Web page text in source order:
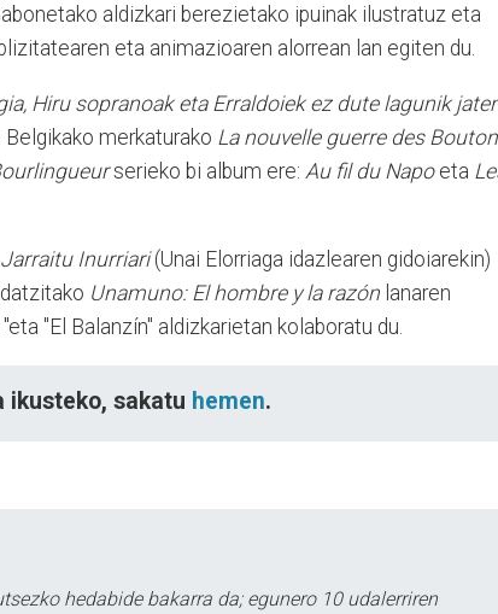
aldizkari berezietako ipuinak ilustratuz eta
eta animazioaren alorrean lan egiten du.
Hiru sopranoak eta Erraldoiek ez dute lagunik
merkaturako La nouvelle guerre des
serieko bi album ere: Au fil du Napo eta
Jarraitu Inurriari(Unai Elorriaga idazlearen gidoiarekin)
Unamuno: El hombre y la razón lanaren
"El Balanzín" aldizkarietan kolaboratu du.
ikusteko, sakatu hemen.
hedabide bakarra da; egunero 10 udalerriren